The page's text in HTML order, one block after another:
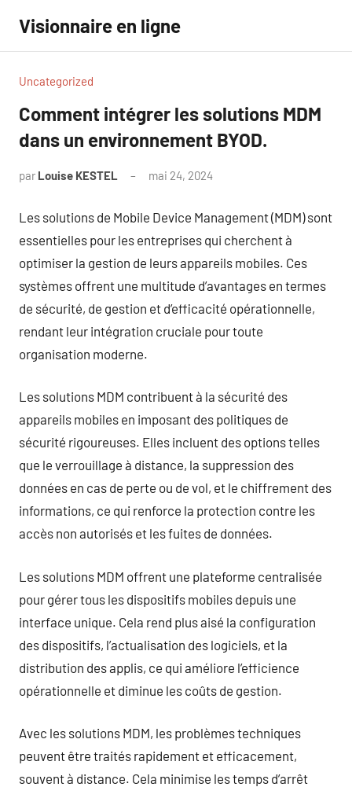
contenu
Visionnaire en ligne
Uncategorized
Comment intégrer les solutions MDM
dans un environnement BYOD.
par Louise KESTEL mai 24, 2024
Les solutions de Mobile Device Management (MDM) sont
essentielles pour les entreprises qui cherchent à
optimiser la gestion de leurs appareils mobiles. Ces
systèmes offrent une multitude d’avantages en termes
de sécurité, de gestion et d’efficacité opérationnelle,
rendant leur intégration cruciale pour toute
organisation moderne.
Les solutions MDM contribuent à la sécurité des
appareils mobiles en imposant des politiques de
sécurité rigoureuses. Elles incluent des options telles
que le verrouillage à distance, la suppression des
données en cas de perte ou de vol, et le chiffrement des
informations, ce qui renforce la protection contre les
accès non autorisés et les fuites de données.
Les solutions MDM offrent une plateforme centralisée
pour gérer tous les dispositifs mobiles depuis une
interface unique. Cela rend plus aisé la configuration
des dispositifs, l’actualisation des logiciels, et la
distribution des applis, ce qui améliore l’efficience
opérationnelle et diminue les coûts de gestion.
Avec les solutions MDM, les problèmes techniques
peuvent être traités rapidement et efficacement,
souvent à distance. Cela minimise les temps d’arrêt